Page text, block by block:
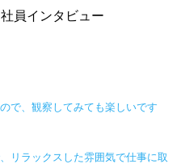
社員インタビュー